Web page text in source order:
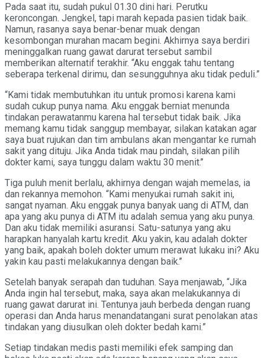
Pada saat itu, sudah pukul 01.30 dini hari. Perutku
keroncongan. Jengkel, tapi marah kepada pasien tidak baik.
Namun, rasanya saya benar-benar muak dengan
kesombongan murahan macam begini. Akhirnya saya berdiri
meninggalkan ruang gawat darurat tersebut sambil
memberikan alternatif terakhir. “Aku enggak tahu tentang
seberapa terkenal dirimu, dan sesungguhnya aku tidak peduli.”
“Kami tidak membutuhkan itu untuk promosi karena kami
sudah cukup punya nama. Aku enggak berniat menunda
tindakan perawatanmu karena hal tersebut tidak baik. Jika
memang kamu tidak sanggup membayar, silakan katakan agar
saya buat rujukan dan tim ambulans akan mengantar ke rumah
sakit yang dituju. Jika Anda tidak mau pindah, silakan pilih
dokter kami, saya tunggu dalam waktu 30 menit.’’
Tiga puluh menit berlalu, akhirnya dengan wajah memelas, ia
dan rekannya memohon. “Kami menyukai rumah sakit ini,
sangat nyaman. Aku enggak punya banyak uang di ATM, dan
apa yang aku punya di ATM itu adalah semua yang aku punya.
Dan aku tidak memiliki asuransi. Satu-satunya yang aku
harapkan hanyalah kartu kredit. Aku yakin, kau adalah dokter
yang baik, apakah boleh dokter umum merawat lukaku ini? Aku
yakin kau pasti melakukannya dengan baik.’’
Setelah banyak serapah dan tuduhan. Saya menjawab, “Jika
Anda ingin hal tersebut, maka, saya akan melakukannya di
ruang gawat darurat ini. Tentunya jauh berbeda dengan ruang
operasi dan Anda harus menandatangani surat penolakan atas
tindakan yang diusulkan oleh dokter bedah kami.”
Setiap tindakan medis pasti memiliki efek samping dan